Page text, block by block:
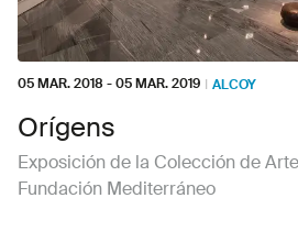
05 MAR. 2018-05 MAR. 2019 I ALCOY
Orígens
Exposición de la Colección de
Fundación Mediterráneo